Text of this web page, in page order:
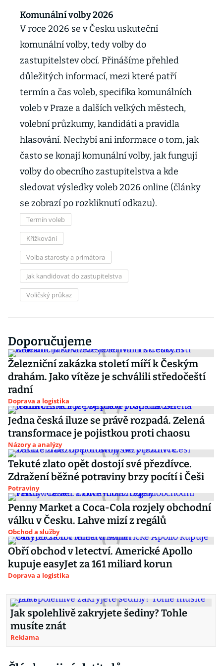
Komunální volby 2026
V roce 2026 se v Česku uskuteční
komunální volby, tedy volby do
zastupitelstev obcí. Přinášíme přehled
důležitých informací, mezi které patří
termín a čas voleb, specifika komunálních
voleb v Praze a dalších velkých městech,
volební průzkumy, kandidáti a pravidla
hlasování. Nechybí ani informace o tom, jak
často se konají komunální volby, jak fungují
volby do obecního zastupitelstva a kde
sledovat výsledky voleb 2026 online (články
se zobrazí po rozkliknutí odkazu).
Termín voleb
Křížkování
Volba starosty a primátora
Jak kandidovat do zastupitelstva
Voličský průkaz
Doporučujeme
Železniční zakázka století míří k Českým
drahám. Jako vítěze je schválili středočeští
radní
Doprava a logistika
Jedna česká iluze se právě rozpadá. Zelená
transformace je pojistkou proti chaosu
Názory a analýzy
Tekuté zlato opět dostojí své přezdívce.
Zdražení běžné potraviny brzy pocítí i Češi
Potraviny
Penny Market a Coca-Cola rozjely obchodní
válku v Česku. Lahve mizí z regálů
Obchod a služby
Obří obchod v letectví. Americké Apollo
kupuje easyJet za 161 miliard korun
Doprava a logistika
Jak spolehlivě zakryjete šediny? Tohle
musíte znát
Reklama